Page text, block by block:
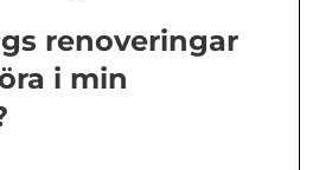
renoveringar
i min